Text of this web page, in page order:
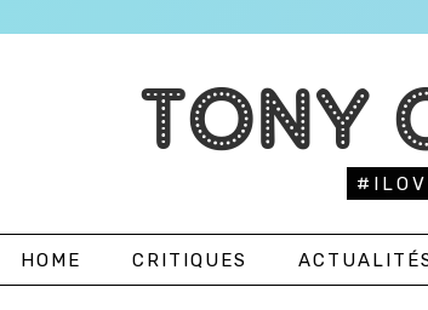
TONY
HOME CRITIQUES